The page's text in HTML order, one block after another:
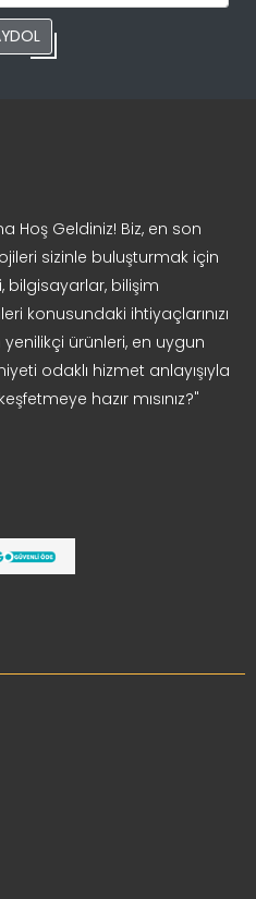
Hoş Geldiniz! Biz, en son
sizinle buluşturmak için
bilgisayarlar, bilişim
konusundaki ihtiyaçlarınızı
yenilikçi ürünleri, en uygun
odaklı hizmet anlayışıyla
hazır mısınız?"